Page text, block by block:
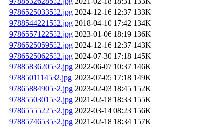
9786525033532.jpg 2024-12-16 12:37 133K
9788544221532.jpg 2018-04-10 17:42 134K
9786557122532.jpg 2023-01-06 18:19 136K
9786525059532.jpg 2024-12-16 12:37 143K
9786525062532.jpg 2024-07-30 17:18 145K
9788583620532.jpg 2022-06-07 10:37 146K
9788501114532.jpg 2023-07-05 17:18 149K
9786588490532.jpg 2023-02-03 18:45 152K
9788550301532.jpg 2021-02-18 18:33 155K
9786555522532.jpg 2022-03-14 08:23 156K
9788574653532.jpg 2021-02-18 18:34 157K